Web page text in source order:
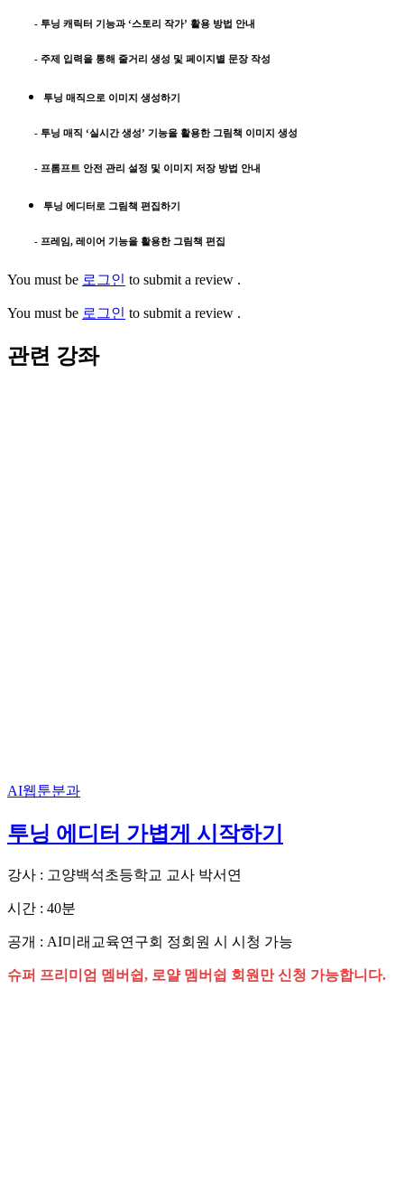
- 투닝 캐릭터 기능과 ‘스토리 작가’ 활용 방법 안내
- 주제 입력을 통해 줄거리 생성 및 페이지별 문장 작성
투닝 매직으로 이미지 생성하기
- 투닝 매직 ‘실시간 생성’ 기능을 활용한 그림책 이미지 생성
- 프롬프트 안전 관리 설정 및 이미지 저장 방법 안내
투닝 에디터로 그림책 편집하기
- 프레임, 레이어 기능을 활용한 그림책 편집
You must be 로그인 to submit a review .
You must be 로그인 to submit a review .
관련 강좌
AI웹툰분과
투닝 에디터 가볍게 시작하기
강사 : 고양백석초등학교 교사 박서연
시간 : 40분
공개 : AI미래교육연구회 정회원 시 시청 가능
슈퍼 프리미엄 멤버쉽, 로얄 멤버쉽 회원만 신청 가능합니다.